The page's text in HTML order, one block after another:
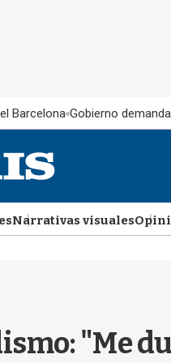
Barcelona Gobierno
Narrativas visuales
"Me